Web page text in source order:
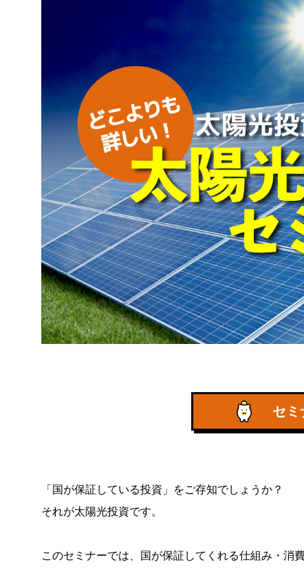
セミ
「国が保証している投資」をご存知でしょうか？
それが太陽光投資です。
このセミナーでは、国が保証してくれる仕組み・消